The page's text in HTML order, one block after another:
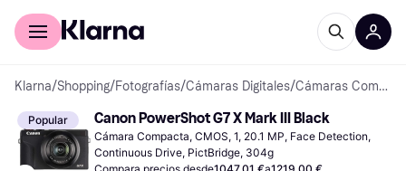
Comprar con Klarna
Klarna/Shopping/Fotografías/Cámaras Digitales/ Cámaras Compactas
Popular Canon PowerShot G7 X Mark III Black
Cámara Compacta, CMOS, 1, 20.1 MP, Face Detection,
Continuous Drive, PictBridge, 304g